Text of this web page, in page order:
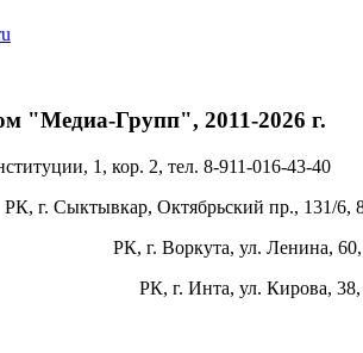
"Медиа-Групп", 2011-2026 г.
1, кор. 2, тел. 8-911-016-43-40
РК, г. Сыктывкар, Октябрьский пр., 131/6,
РК, г. Воркута, ул. Ленина,
РК, г. Инта, ул. Кирова,